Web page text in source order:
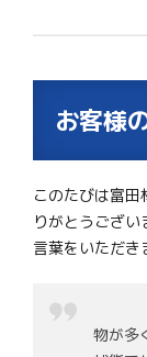
お客様
このたびは富
りがとうござ
言葉をいただき
物が多